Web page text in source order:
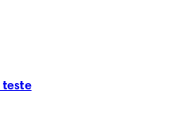
teste